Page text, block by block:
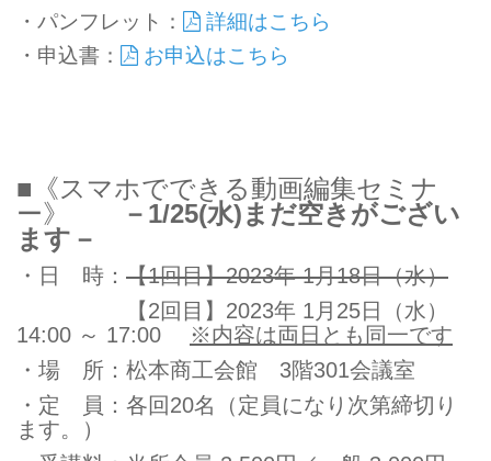
・パンフレット：
詳細はこちら
・申込書：
お申込はこちら
■《スマホでできる動画編集セミナ
ー》
－1/25(水)まだ空きがござい
ます－
・日 時： 【1回目】2023年 1月18日（水）
【2回目】2023年 1月25日（水）
14:00 ～ 17:00
※内容は両日とも同一です
・場 所：松本商工会館 3階301会議室
・定 員：各回20名（定員になり次第締切り
ます。）